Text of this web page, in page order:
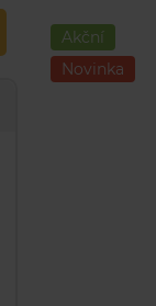
Akční
Novinka